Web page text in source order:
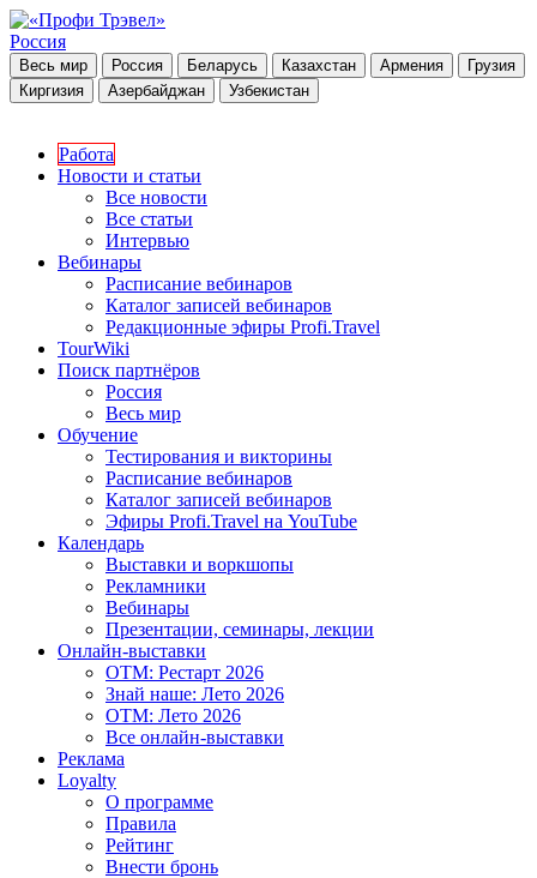
Россия
Весь мир Россия Беларусь Казахстан Армения
Грузия
Киргизия
Азербайджан Узбекистан
Работа
Новости и статьи
Все новости
Все статьи
Интервью
Вебинары
Расписание вебинаров
Каталог записей вебинаров
Редакционные эфиры Profi.Travel
TourWiki
Поиск партнёров
Россия
Весь мир
Обучение
Тестирования и викторины
Расписание вебинаров
Каталог записей вебинаров
Эфиры Profi.Travel на YouTube
Календарь
Выставки и воркшопы
Рекламники
Вебинары
Презентации, семинары, лекции
Онлайн-выставки
OTM: Рестарт 2026
Знай наше: Лето 2026
OTM: Лето 2026
Все онлайн-выставки
Реклама
Loyalty
О программе
Правила
Рейтинг
Внести бронь